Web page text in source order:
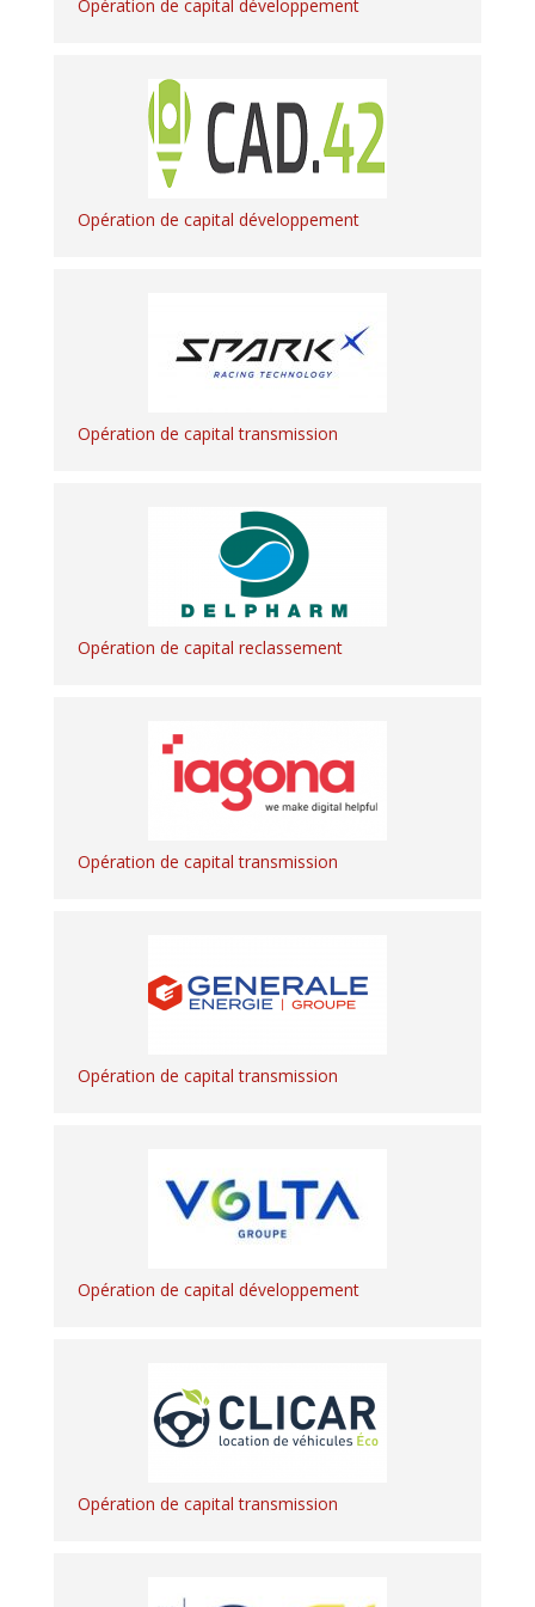
Opération de capital développement
Opération de capital développement
Opération de capital transmission
Opération de capital reclassement
Opération de capital transmission
Opération de capital transmission
Opération de capital développement
Opération de capital transmission